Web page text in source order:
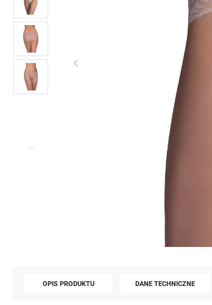
OPIS PRODUKTU DANE TECHNICZNE